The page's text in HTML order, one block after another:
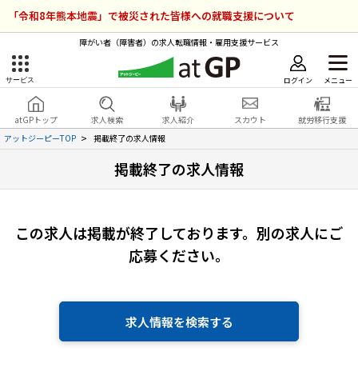
「令和8年熊本地震」で被災された皆様への就職支援について
障がい者（障害者）の求人転職情報・雇用支援サービス
サービス ログイン メニュー
atGPトップ 求人検索 求人紹介 スカウト
就労移行支援
アットジーピーTOP
掲載終了の求人情報
掲載終了の求人情報
この求人は掲載が終了しております。 別の求人にご
応募ください。
求人情報を検索する
障害者雇用のアットジーピー
サービスラインナップ
就転職支援サービス
ログイン 会員登録 無料
求人を紹介してもらう
スカウトを受ける